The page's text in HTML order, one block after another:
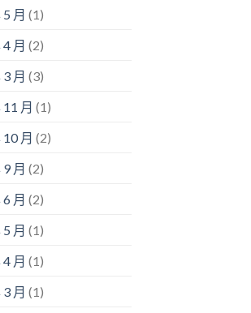
月 (1)
月 (2)
月 (3)
月 (1)
月 (2)
月 (2)
月 (2)
月 (1)
月 (1)
月 (1)